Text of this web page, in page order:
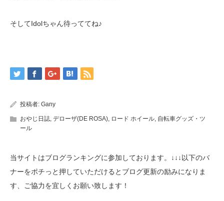
そしてIdolちゃん待っててね♪
投稿者: Gany
おやじ日誌, デローザ(DE ROSA), ロード ホイール, 自転車グッズ・ツ
ール
当サイトはブログランキングに参加しております。↓↓↓以下のバ
ナーをポチっと押していただけるとブログ更新の励みになりま
す、ご協力を宜しくお願い致します！